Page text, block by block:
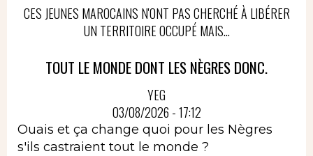
CES JEUNES MAROCAINS N'ONT PAS CHERCHÉ À LIBÉRER
UN TERRITOIRE OCCUPÉ MAIS...
TOUT LE MONDE DONT LES NÈGRES DONC.
YEG
03/08/2026 - 17:12
Ouais et ça change quoi pour les Nègres
s'ils castraient tout le monde ?